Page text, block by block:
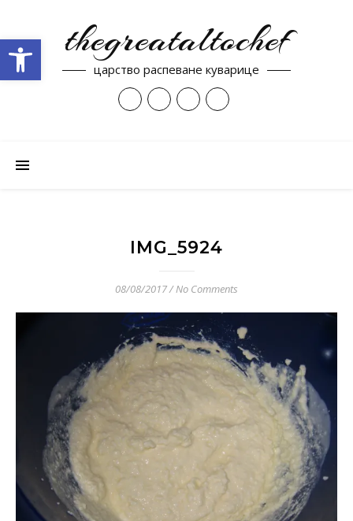
thegreataltochef
царство распеване куварице
IMG_5924
08/08/2017/No Comments
Open toolbar